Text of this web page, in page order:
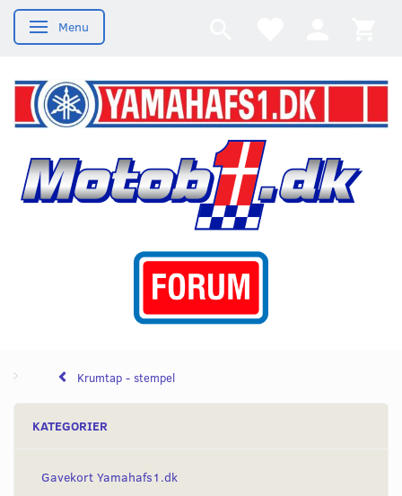
Skifte navigation
Menu
Krumtap - stempel
KATEGORIER
Gavekort Yamahafs1.dk